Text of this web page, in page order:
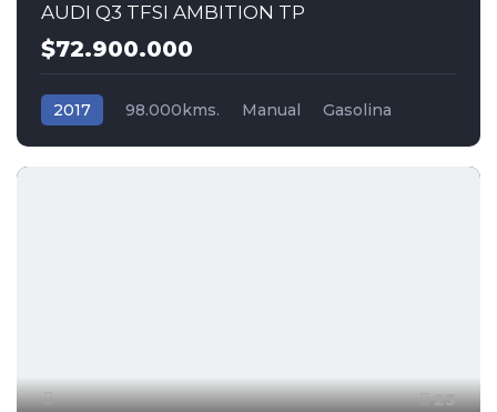
AUDI Q3 TFSI AMBITION TP
$72.900.000
2017 98.000kms. Manual
Gasolina
23